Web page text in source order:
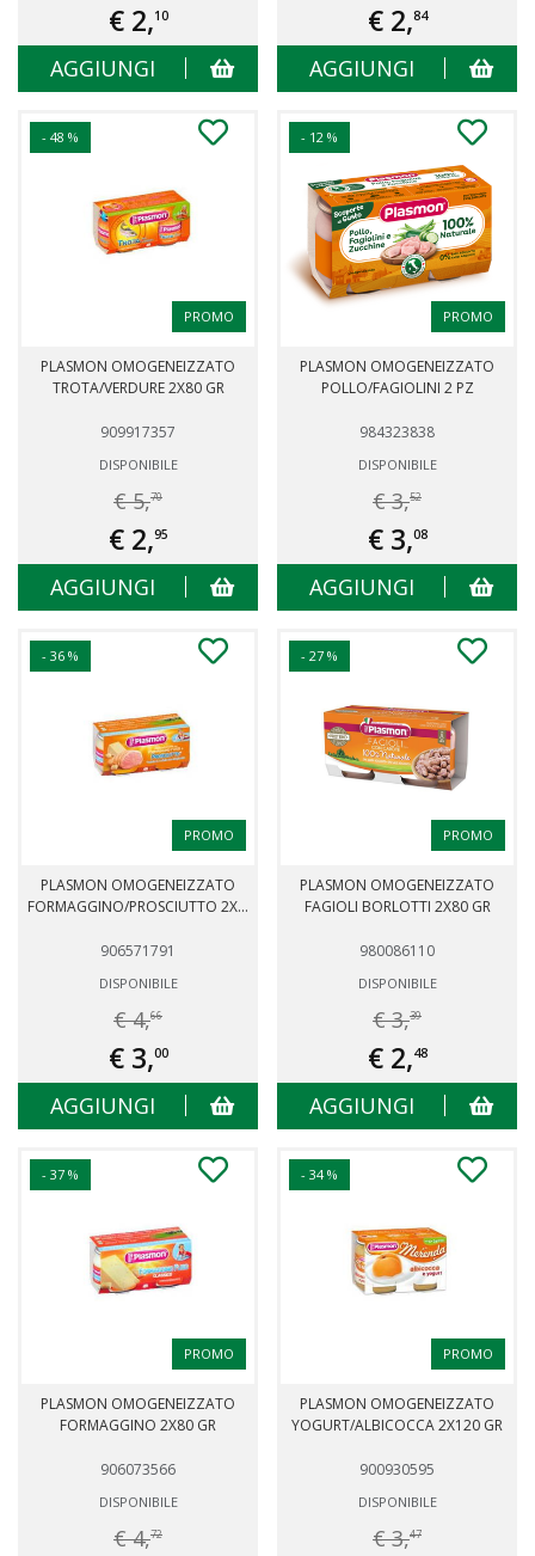
€ 2,10
AGGIUNGI
€ 2,84
AGGIUNGI
- 48 %
PROMO
PLASMON OMOGENEIZZATO
TROTA/VERDURE 2X80 GR
909917357
DISPONIBILE
€ 5,70
€ 2,95
AGGIUNGI
- 12 %
PROMO
PLASMON OMOGENEIZZATO
POLLO/FAGIOLINI 2 PZ
984323838
DISPONIBILE
€ 3,52
€ 3,08
AGGIUNGI
- 36 %
PROMO
PLASMON OMOGENEIZZATO
FORMAGGINO/PROSCIUTTO 2X...
906571791
DISPONIBILE
€ 4,66
€ 3,00
AGGIUNGI
- 27 %
PROMO
PLASMON OMOGENEIZZATO
FAGIOLI BORLOTTI 2X80 GR
980086110
DISPONIBILE
€ 3,39
€ 2,48
AGGIUNGI
- 37 %
PROMO
PLASMON OMOGENEIZZATO
FORMAGGINO 2X80 GR
906073566
DISPONIBILE
€ 4,72
- 34 %
PROMO
PLASMON OMOGENEIZZATO
YOGURT/ALBICOCCA 2X120 GR
900930595
DISPONIBILE
€ 3,47